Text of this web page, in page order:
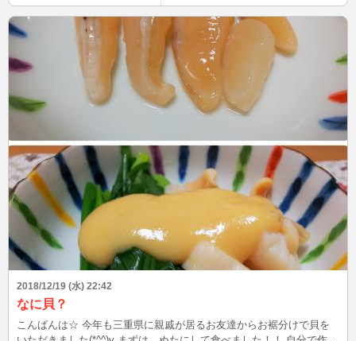
ました(T_T) 京都藤野さんのゆず豆腐が売っていたので、 ミニお鍋で
湯豆腐をしました♪ さぁ～ゆず湯に入って来ます(*^^*)
2018/12/19 (水) 22:42
なに貝？
こんばんは☆ 今年も三重県に親戚が居るお友達からお裾分けで貝を